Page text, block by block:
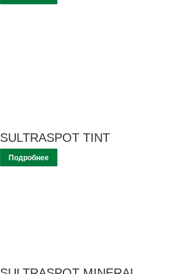
SULTRASPOT TINT
Подробнее